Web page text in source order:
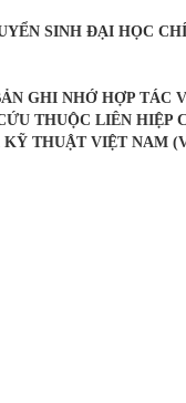
SINH ĐẠI HỌC
GHI NHỚ HỢP TÁC
THUỘC LIÊN HIỆP
THUẬT VIỆT NAM